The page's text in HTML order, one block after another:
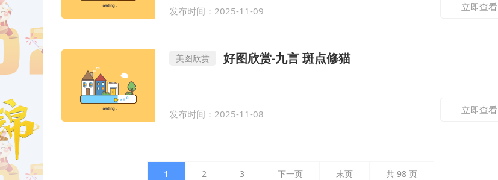
发布时间：2025-11-09 立即查看
美图欣赏 好图欣赏-九言 斑点修猫
发布时间：2025-11-08 立即查看
1 2 3 下一页 末页 共 98页